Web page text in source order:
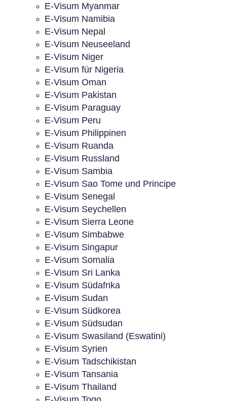
E-Visum Myanmar
E-Visum Namibia
E-Visum Nepal
E-Visum Neuseeland
E-Visum Niger
E-Visum für Nigeria
E-Visum Oman
E-Visum Pakistan
E-Visum Paraguay
E-Visum Peru
E-Visum Philippinen
E-Visum Ruanda
E-Visum Russland
E-Visum Sambia
E-Visum Sao Tome und Principe
E-Visum Senegal
E-Visum Seychellen
E-Visum Sierra Leone
E-Visum Simbabwe
E-Visum Singapur
E-Visum Somalia
E-Visum Sri Lanka
E-Visum Südafrika
E-Visum Sudan
E-Visum Südkorea
E-Visum Südsudan
E-Visum Swasiland (Eswatini)
E-Visum Syrien
E-Visum Tadschikistan
E-Visum Tansania
E-Visum Thailand